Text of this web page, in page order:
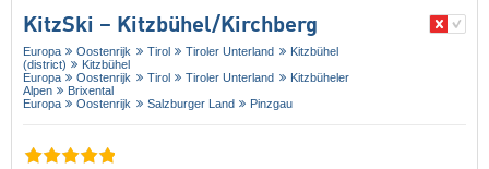
KitzSki – Kitzbühel/​Kirchberg
Europa Oostenrijk Tirol Tiroler Unterland
Kitzbühel
(district)
Kitzbühel
Europa
Oostenrijk Tirol Tiroler Unterland
Kitzbüheler
Alpen
Brixental
Europa
Oostenrijk Salzburger Land Pinzgau